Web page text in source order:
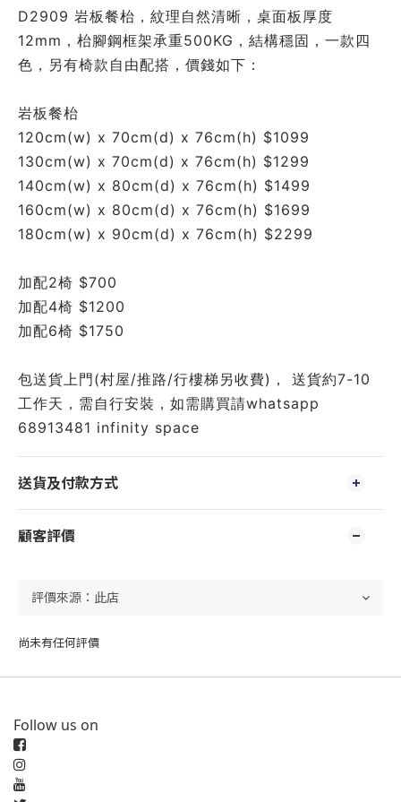
D2909 岩板餐枱，紋理自然清晰，桌面板厚度
12mm，枱腳鋼框架承重500KG，結構穩固，一款四
色，另有椅款自由配搭，價錢如下：
岩板餐枱
120cm(w) x 70cm(d) x 76cm(h) $1099
130cm(w) x 70cm(d) x 76cm(h) $1299
140cm(w) x 80cm(d) x 76cm(h) $1499
160cm(w) x 80cm(d) x 76cm(h) $1699
180cm(w) x 90cm(d) x 76cm(h) $2299
加配2椅 $700
加配4椅 $1200
加配6椅 $1750
包送貨上門(村屋/推路/行樓梯另收費)， 送貨約7-10
工作天，需自行安裝，如需購買請whatsapp
68913481 infinity space
送貨及付款方式
顧客評價
尚未有任何評價
Follow us on